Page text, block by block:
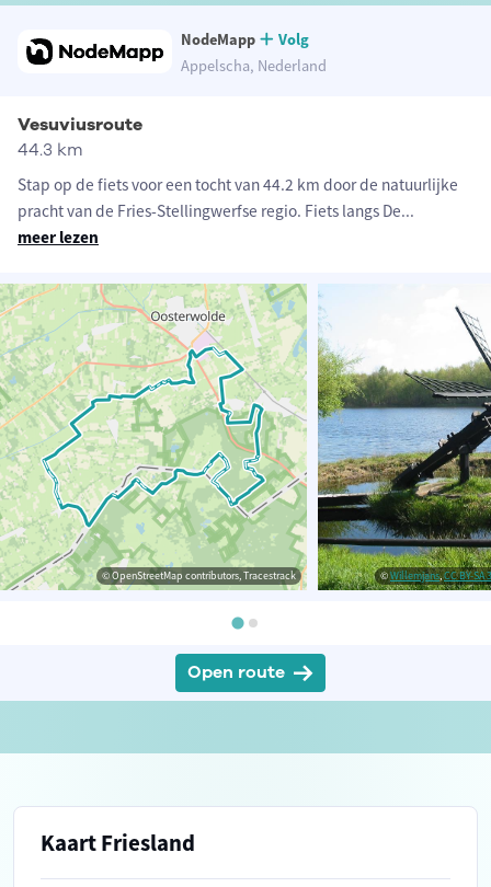
NodeMapp
Volg
Appelscha, Nederland
Vesuviusroute
44.3 km
Stap op de fiets voor een tocht van 44.2 km door de natuurlijke
pracht van de Fries-Stellingwerfse regio. Fiets langs De...
meer lezen
© OpenStreetMap contributors, Tracestrack ©Willemjans,CC BY-SA
Open route
Kaart Friesland